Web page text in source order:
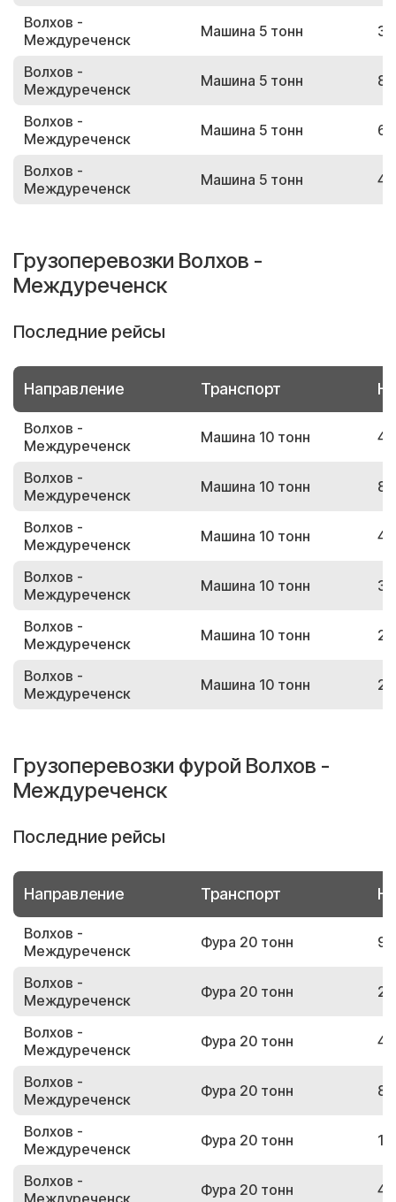
Волхов -
Междуреченск
Машина 5 тонн
Волхов -
Междуреченск
Машина 5 тонн
Волхов -
Междуреченск
Машина 5 тонн
Волхов -
Междуреченск
Машина 5 тонн
Грузоперевозки Волхов -
Междуреченск
Последние рейсы
Направление Транспорт
Волхов -
Междуреченск
Машина 10 тонн
Волхов -
Междуреченск
Машина 10 тонн
Волхов -
Междуреченск
Машина 10 тонн
Волхов -
Междуреченск
Машина 10 тонн
Волхов -
Междуреченск
Машина 10 тонн
Волхов -
Междуреченск
Машина 10 тонн
Грузоперевозки фурой Волхов -
Междуреченск
Последние рейсы
Направление Транспорт
Волхов -
Междуреченск
Фура 20 тонн
Волхов -
Междуреченск
Фура 20 тонн
Волхов -
Междуреченск
Фура 20 тонн
Волхов -
Междуреченск
Фура 20 тонн
Волхов -
Междуреченск
Фура 20 тонн
Волхов -
Междуреченск
Фура 20 тонн